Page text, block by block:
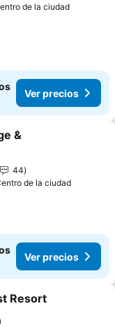
de la ciudad
Ver precios
favoritos
&
44
de la ciudad
Ver precios
favoritos
Resort